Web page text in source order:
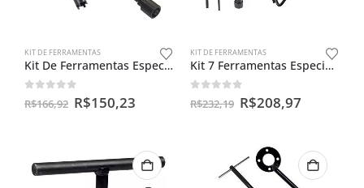
KIT DE FERRAMENTAS
Kit De Ferramentas Especiais Para Titan 160 Cc
out of 5
R$166,92 R$150,23
KIT DE FERRAMENTAS
Kit 7 Ferramentas Especiais Para Motos II
out of 5
R$232,19 R$208,97